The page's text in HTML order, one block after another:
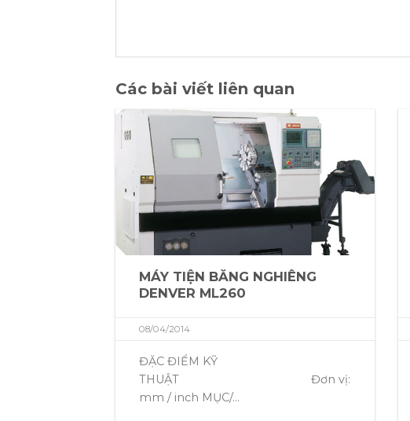
Các bài viết liên quan
MÁY TIỆN BĂNG NGHIÊNG
DENVER ML260
08/04/2014
ĐẶC ĐIỂM KỸ
THUẬT Đơn vị:
mm / inch MỤC/...